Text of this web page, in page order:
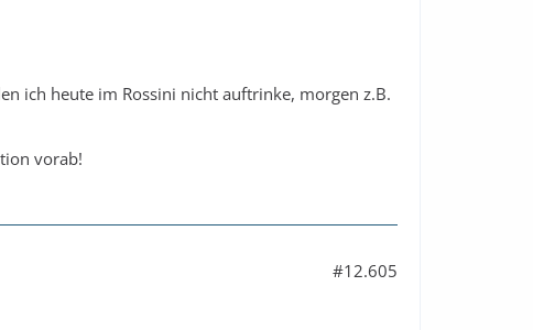
ich heute im Rossini nicht auftrinke, morgen z.B.
vorab!
#12.605